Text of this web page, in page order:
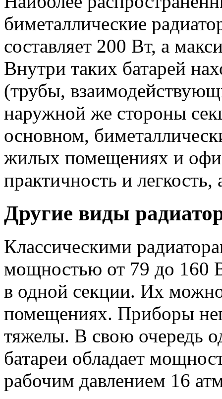
биметаллические
составляет 200 Вт, а
Внутри таких батарей
(трубы,
наружной же стороны
основном,
жилых помещениях и
практичность и
Другие виды
Классическими
мощностью от 79 до 160
в одной секции. Их
помещениях. Приборы
тяжелы. В свою очередь
батареи обладает
рабочим давлением 16